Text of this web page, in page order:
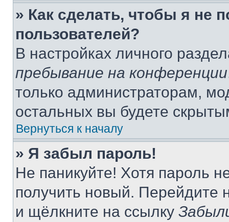
» Как сделать, чтобы я не
пользователей?
В настройках личного
пребывание на конференции
только администраторам,
остальных вы будете
Вернуться к началу
» Я забыл пароль!
Не паникуйте! Хотя пароль
получить новый. Перейдите
и щёлкните на ссылку